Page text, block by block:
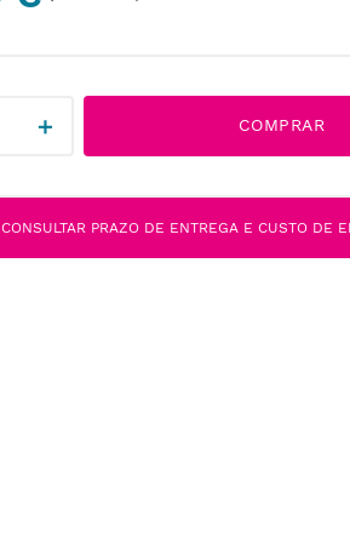
＋ COMPRAR
CONSULTAR PRAZO DE ENTREGA E CUSTO DE